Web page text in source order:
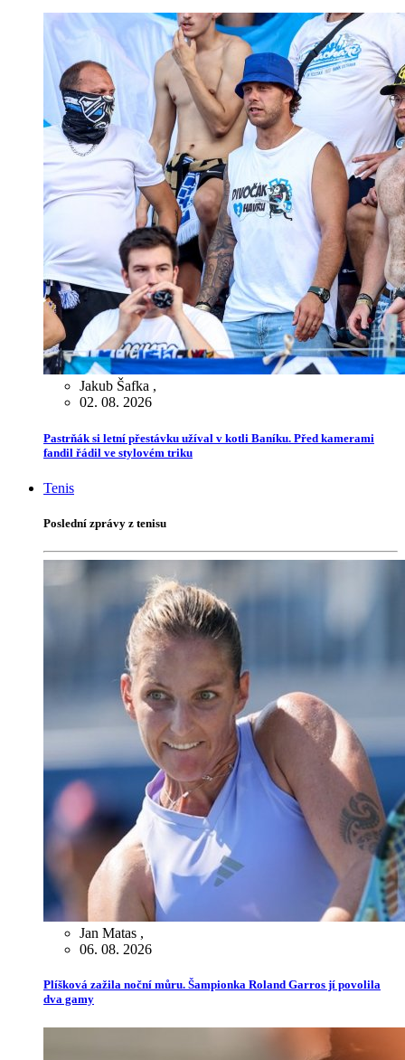
Jakub Šafka ,
02. 08. 2026
Pastrňák si letní přestávku užíval v kotli Baníku. Před kamerami
fandil řádil ve stylovém triku
Tenis
Poslední zprávy z tenisu
Jan Matas ,
06. 08. 2026
Plíšková zažila noční můru. Šampionka Roland Garros jí povolila
dva gamy